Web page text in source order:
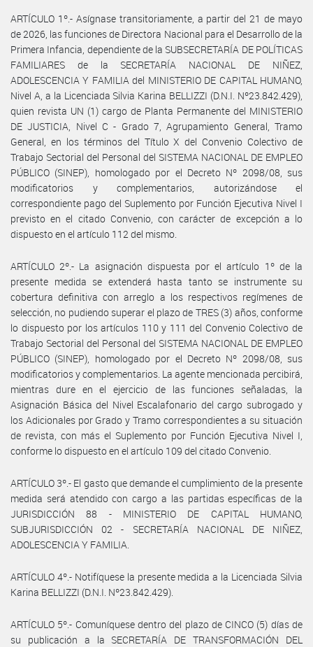
ARTÍCULO 1º.- Asígnase transitoriamente, a partir del 21 de mayo
de 2026, las funciones de Directora Nacional para el Desarrollo de la
Primera Infancia, dependiente de la SUBSECRETARÍA DE POLÍTICAS
FAMILIARES de la SECRETARÍA NACIONAL DE NIÑEZ,
ADOLESCENCIA Y FAMILIA del MINISTERIO DE CAPITAL HUMANO,
Nivel A, a la Licenciada Silvia Karina BELLIZZI (D.N.I. Nº23.842.429),
quien revista UN (1) cargo de Planta Permanente del MINISTERIO
DE JUSTICIA, Nivel C - Grado 7, Agrupamiento General, Tramo
General, en los términos del Título X del Convenio Colectivo de
Trabajo Sectorial del Personal del SISTEMA NACIONAL DE EMPLEO
PÚBLICO (SINEP), homologado por el Decreto Nº 2098/08, sus
modificatorios y complementarios, autorizándose el
correspondiente pago del Suplemento por Función Ejecutiva Nivel I
previsto en el citado Convenio, con carácter de excepción a lo
dispuesto en el artículo 112 del mismo.
ARTÍCULO 2º.- La asignación dispuesta por el artículo 1º de la
presente medida se extenderá hasta tanto se instrumente su
cobertura definitiva con arreglo a los respectivos regímenes de
selección, no pudiendo superar el plazo de TRES (3) años, conforme
lo dispuesto por los artículos 110 y 111 del Convenio Colectivo de
Trabajo Sectorial del Personal del SISTEMA NACIONAL DE EMPLEO
PÚBLICO (SINEP), homologado por el Decreto Nº 2098/08, sus
modificatorios y complementarios. La agente mencionada percibirá,
mientras dure en el ejercicio de las funciones señaladas, la
Asignación Básica del Nivel Escalafonario del cargo subrogado y
los Adicionales por Grado y Tramo correspondientes a su situación
de revista, con más el Suplemento por Función Ejecutiva Nivel I,
conforme lo dispuesto en el artículo 109 del citado Convenio.
ARTÍCULO 3º.- El gasto que demande el cumplimiento de la presente
medida será atendido con cargo a las partidas específicas de la
JURISDICCIÓN 88 - MINISTERIO DE CAPITAL HUMANO,
SUBJURISDICCIÓN 02 - SECRETARÍA NACIONAL DE NIÑEZ,
ADOLESCENCIA Y FAMILIA.
ARTÍCULO 4º.- Notifíquese la presente medida a la Licenciada Silvia
Karina BELLIZZI (D.N.I. Nº23.842.429).
ARTÍCULO 5º.- Comuníquese dentro del plazo de CINCO (5) días de
su publicación a la SECRETARÍA DE TRANSFORMACIÓN DEL